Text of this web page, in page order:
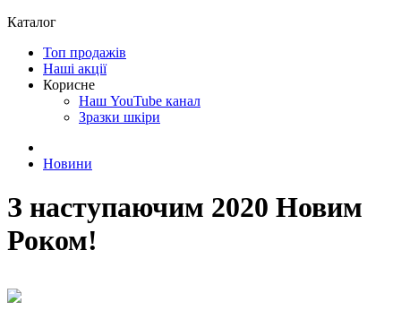
Каталог
Топ продажів
Наші акції
Корисне
Наш YouTube канал
Зразки шкіри
Новини
З наступаючим 2020 Новим
Роком!